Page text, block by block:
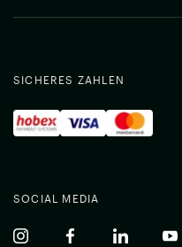
SICHERES ZAHLEN
SOCIAL MEDIA